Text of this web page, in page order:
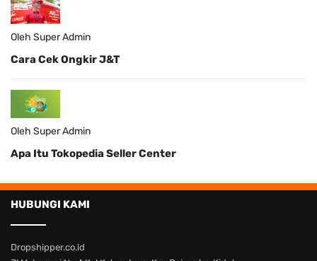
Oleh Super Admin
Cara Cek Ongkir J&T
Oleh Super Admin
Apa Itu Tokopedia Seller Center
HUBUNGI KAMI
Dropshipper.co.id